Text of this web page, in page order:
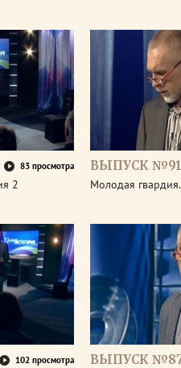
83 просмотра
2
ВЫПУСК №91
Молодая
102 просмотра ВЫПУСК